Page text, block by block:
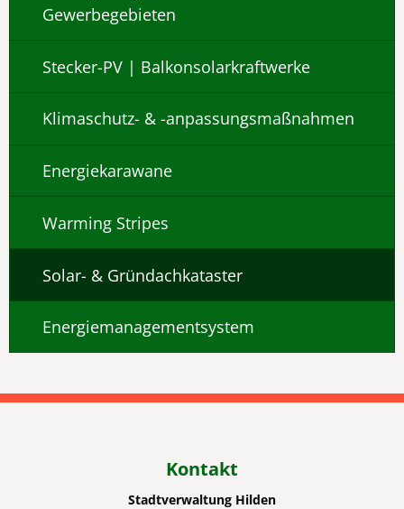
Gewerbegebieten
Stecker-PV | Balkonsolarkraftwerke
Klimaschutz- & -anpassungsmaßnahmen
Energiekarawane
Warming Stripes
Solar- & Gründachkataster
Energiemanagementsystem
Kontakt
Stadtverwaltung Hilden